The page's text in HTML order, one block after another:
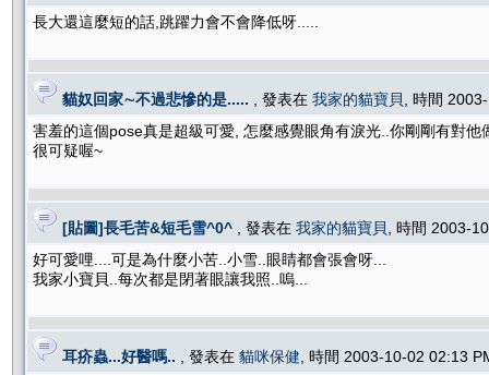
長大還這麼短的話,跳躍力會不會降低呀.....
貓奴回家∼不過悲慘的是..... , 發表在 我家的貓寶貝
, 時間
害羞的這個pose真是超級可愛, 怎麼感覺眼角有淚光..你剛剛有對他
很可疑喔~
[貼圖]長毛苦&短毛雪^0^ , 發表在 我家的貓寶貝
, 時間 2003-
好可愛哩....可是為什麼小苦..小雪..眼睛都會張會呀...
我家小寶貝..每次都是閉著眼讓我照..嗚...
耳疥蟲...好醫嗎.. , 發表在 貓咪保健 , 時間 2003-10-02 02:13